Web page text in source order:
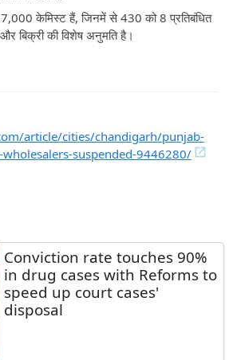
केमिस्ट हैं, जिनमें से 430 को 8 प्रतिबंधित
बिक्री की विशेष अनुमति है।
article/cities/chandigarh/punjab-
suspended-9446280/
Conviction rate touches 90%
in drug cases with Reforms to
speed up court cases'
disposal